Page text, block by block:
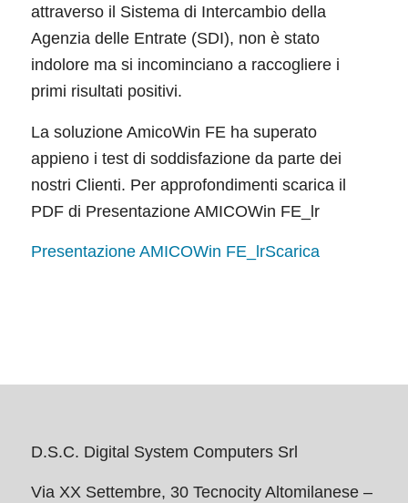
attraverso il Sistema di Intercambio della
Agenzia delle Entrate (SDI), non è stato
indolore ma si incominciano a raccogliere i
primi risultati positivi.
La soluzione AmicoWin FE ha superato
appieno i test di soddisfazione da parte dei
nostri Clienti. Per approfondimenti scarica il
PDF di Presentazione AMICOWin FE_lr
Presentazione AMICOWin FE_lrScarica
D.S.C. Digital System Computers Srl
Via XX Settembre, 30 Tecnocity Altomilanese –